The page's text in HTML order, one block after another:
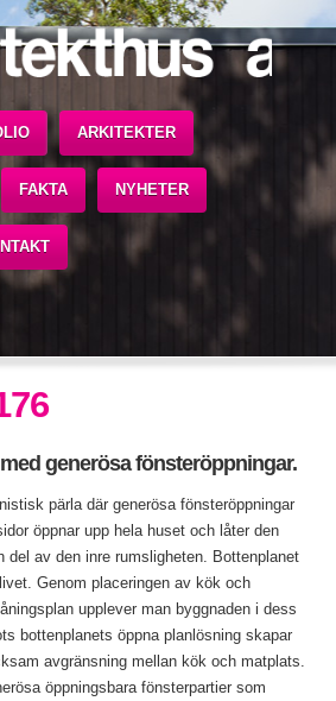
ARKITEKTER
FAKTA NYHETER
generösa fönsteröppningar.
pärla där generösa fönsteröppningar
öppnar upp hela huset och låter den
del av den inre rumsligheten. Bottenplanet
Genom placeringen av kök och
upplever man byggnaden i dess
bottenplanets öppna planlösning skapar
avgränsning mellan kök och matplats.
öppningsbara fönsterpartier som